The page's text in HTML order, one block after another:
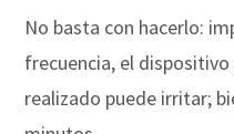
No basta con hacerlo:
frecuencia, el
realizado puede irritar;